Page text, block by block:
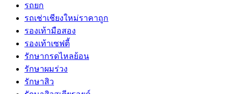
รถยก
รถเช่าเชียงใหม่ราคาถูก
รองเท้ามือสอง
รองเท้าเซฟตี้
รักษากรดไหลย้อน
รักษาผมร่วง
รักษาสิว